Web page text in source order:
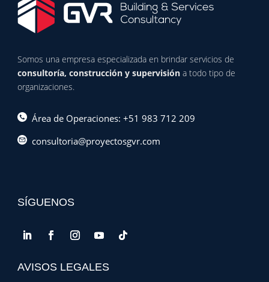
Somos una empresa especializada en brindar servicios de
consultoría, construcción y supervisión a todo tipo de
organizaciones.
Área de Operaciones: +51 983 712 209
consultoria@proyectosgvr.com
SÍGUENOS
AVISOS LEGALES